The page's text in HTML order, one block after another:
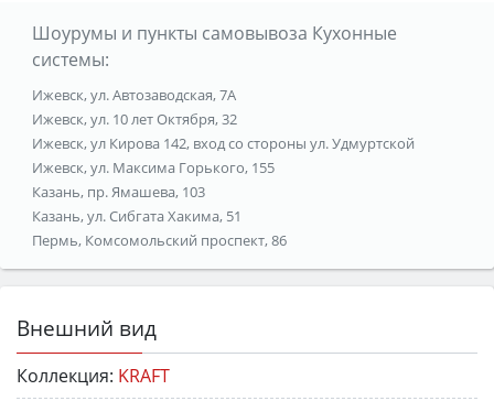
Шоурумы и пункты самовывоза Кухонные
системы:
Ижевск, ул. Автозаводская, 7А
Ижевск, ул. 10 лет Октября, 32
Ижевск, ул Кирова 142, вход со стороны ул. Удмуртской
Ижевск, ул. Максима Горького, 155
Казань, пр. Ямашева, 103
Казань, ул. Сибгата Хакима, 51
Пермь, Комсомольский проспект, 86
Внешний вид
Коллекция: KRAFT